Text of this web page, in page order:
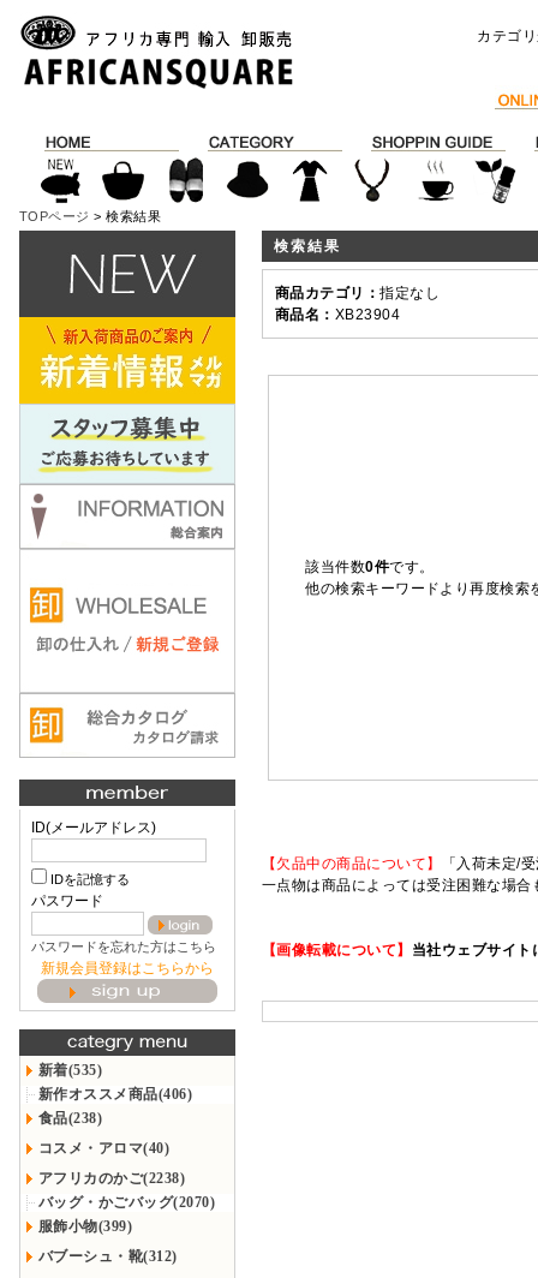
カテゴ
TOPページ > 検索結果
ID(メールアドレス)
IDを記憶する
パスワード
パスワードを忘れた方はこちら
新規会員登録はこちらから
新着(535)
新作オススメ商品(406)
食品(238)
コスメ・アロマ(40)
アフリカのかご(2238)
バッグ・かごバッグ(2070)
服飾小物(399)
バブーシュ・靴(312)
検索結果
商品カテゴリ：指定なし
商品名： XB23904
該当件数0件です。
他の検索キーワードより再度検索
【欠品中の商品について】
「入荷未定/
一点物は商品によっては受注困難な場
【画像転載について】 当社ウェブサイト